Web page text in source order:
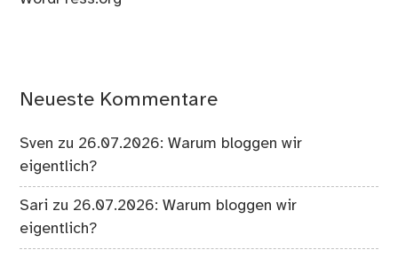
Neueste Kommentare
Sven zu 26.07.2026: Warum bloggen wir
eigentlich?
Sari zu 26.07.2026: Warum bloggen wir
eigentlich?